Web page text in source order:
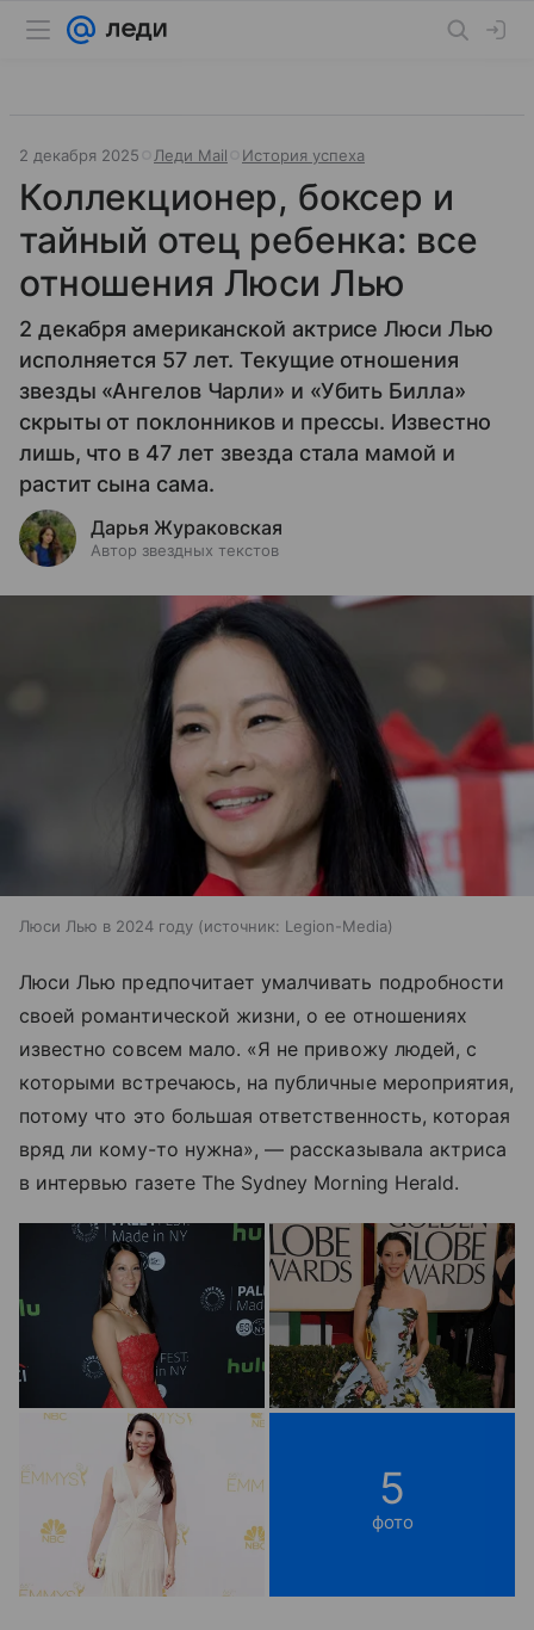
2 декабря 2025 Леди Mail История успеха
Коллекционер, боксер и
тайный отец ребенка: все
отношения Люси Лью
2 декабря американской актрисе Люси Лью
исполняется 57 лет. Текущие отношения
звезды «Ангелов Чарли» и «Убить Билла»
скрыты от поклонников и прессы. Известно
лишь, что в 47 лет звезда стала мамой и
растит сына сама.
Дарья Жураковская
Автор звездных текстов
Люси Лью в 2024 году источник: Legion-Media
Люси Лью предпочитает умалчивать подробности
своей романтической жизни, о ее отношениях
известно совсем мало. «Я не привожу людей, с
которыми встречаюсь, на публичные мероприятия,
потому что это большая ответственность, которая
вряд ли кому-то нужна», — рассказывала актриса
в интервью газете The Sydney Morning Herald.
5
фото